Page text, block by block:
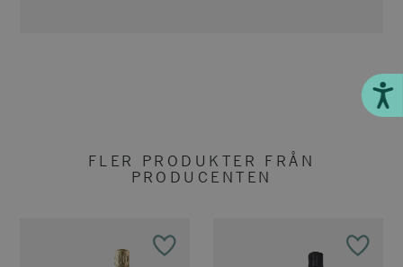
FLER PRODUKTER FRÅN
PRODUCENTEN